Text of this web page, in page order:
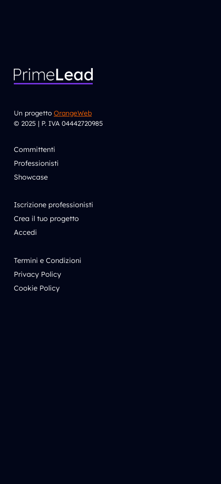
Un progetto OrangeWeb
© 2025 | P. IVA 04442720985
Committenti
Professionisti
Showcase
Iscrizione professionisti
Crea il tuo progetto
Accedi
Termini e Condizioni
Privacy Policy
Cookie Policy